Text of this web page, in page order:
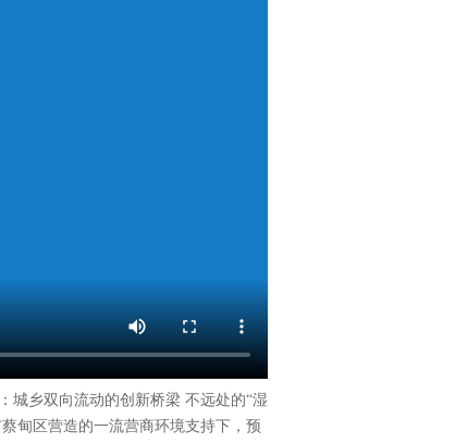
城乡双向流动的创新桥梁 不远处的“湿
甸区营造的一流营商环境支持下，预